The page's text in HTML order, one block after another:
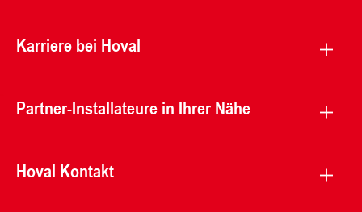
Karriere bei Hoval
Partner-Installateure in Ihrer Nähe
Hoval Kontakt